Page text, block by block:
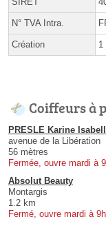
N° TVA Intra.
Création 1
Coiffeurs à
PRESLE Karine
avenue de la Libération
56 mètres
Fermée, ouvre mardi à
Absolut Beauty
Montargis
1.2 km
Fermé, ouvre mardi à